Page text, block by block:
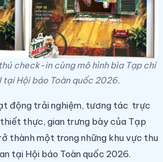
check-in cùng mô hình bìa Tạp chí
tại Hội báo Toàn quốc 2026.
động trải nghiệm, tương tác trực
thực, gian trưng bày của Tạp
thành một trong những khu vực thu
tại Hội báo Toàn quốc 2026.